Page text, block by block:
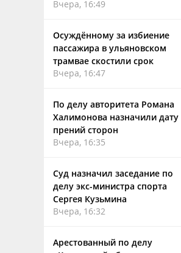
Вчера, 16:49
Осуждённому за избиение
пассажира в ульяновском
трамвае скостили срок
Вчера, 16:47
По делу авторитета Романа
Халимонова назначили дату
прений сторон
Вчера, 16:35
Суд назначил заседание по
делу экс-министра спорта
Сергея Кузьмина
Вчера, 16:32
Арестованный по делу